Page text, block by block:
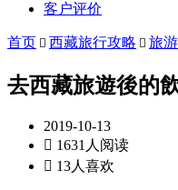
客户评价
首页  西藏旅行攻略  旅
去西藏旅遊後的
2019-10-13
 1631人阅读
 13人喜欢